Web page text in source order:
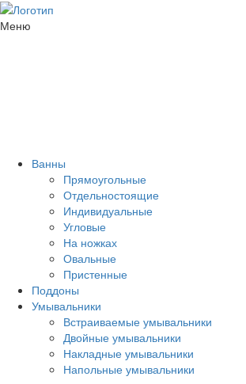
Меню
Ванны
Прямоугольные
Отдельностоящие
Индивидуальные
Угловые
На ножках
Овальные
Пристенные
Поддоны
Умывальники
Встраиваемые умывальники
Двойные умывальники
Накладные умывальники
Напольные умывальники